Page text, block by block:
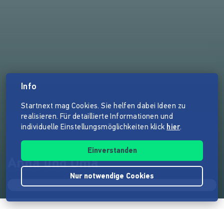
Anna und Oma
Info
Startnext mag Cookies. Sie helfen dabei Ideen zu
realisieren. Für detaillierte Informationen und
individuelle Einstellungsmöglichkeiten klick hier.
Einverstanden
Nur notwendige Cookies